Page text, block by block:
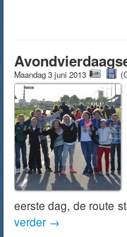
Maandag 3 juni 2013
eerste dag, de route
verder →